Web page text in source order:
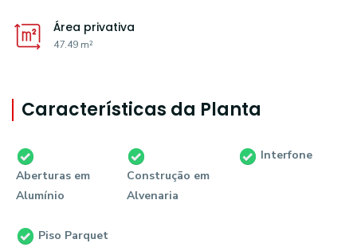
Área privativa
47.49 m²
Características da Planta
Aberturas em
Alumínio
Construção em
Alvenaria
Interfone
Piso Parquet